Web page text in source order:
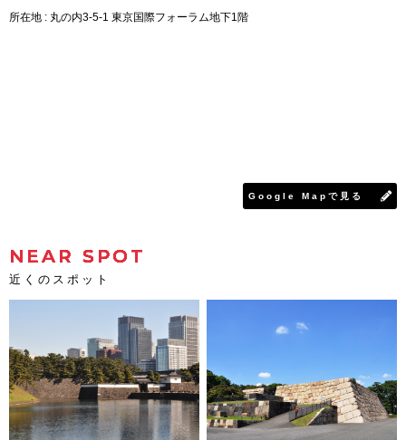
Google Mapで見る
所在地 : 丸の内3-5-1 東京国際フォーラム地下1階
NEAR SPOT
近くのスポット